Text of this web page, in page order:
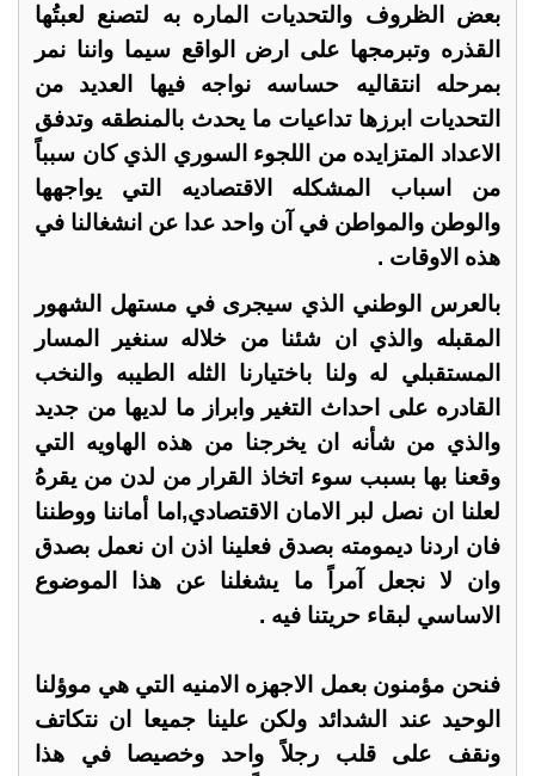
بعض الظروف والتحديات الماره به لتصنع لعبتُها
القذره وتبرمجها على ارض الواقع سيما واننا نمر
بمرحله انتقاليه حساسه نواجه فيها العديد من
التحديات ابرزها تداعيات ما يحدث بالمنطقه وتدفق
الاعداد المتزايده من اللجوء السوري الذي كان سبباً
من اسباب المشكله الاقتصاديه التي يواجهها
والوطن والمواطن في آن واحد عدا عن انشغالنا في
هذه الاوقات .
بالعرس الوطني الذي سيجرى في مستهل الشهور
المقبله والذي ان شئنا من خلاله سنغير المسار
المستقبلي له ولنا باختيارنا الثله الطيبه والنخب
القادره على احداث التغير وابراز ما لديها من جديد
والذي من شأنه ان يخرجنا من هذه الهاويه التي
وقعنا بها بسبب سوء اتخاذ القرار من لدن من يقرهُ
لعلنا ان نصل لبر الامان الاقتصادي,اما أماننا ووطننا
فان اردنا ديمومته بصدق فعلينا اذن ان نعمل بصدق
وان لا نجعل آمراً ما يشغلنا عن هذا الموضوع
الاساسي لبقاء حريتنا فيه .
فنحن مؤمنون بعمل الاجهزه الامنيه التي هي موؤلنا
الوحيد عند الشدائد ولكن علينا جميعا ان نتكاتف
ونقف على قلب رجلاً واحد وخصيصا في هذا